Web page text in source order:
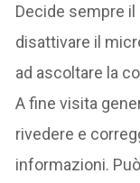
Decide sempre
disattivare il
ad ascoltare la
A fine visita
rivedere e
informazioni.